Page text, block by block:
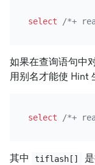
select /*+
如果在查询语句中
用别名才能使 Hint
select /*+
其中 tiflash[]